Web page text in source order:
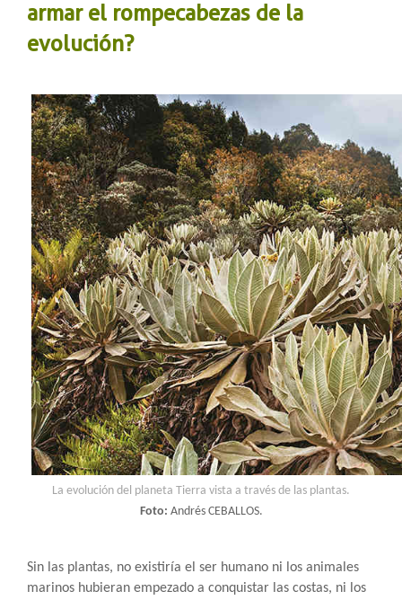
armar el rompecabezas de la
evolución?
La evolución del planeta Tierra vista a través de las plantas.
Foto: Andrés CEBALLOS.
Sin las plantas, no existiría el ser humano ni los animales
marinos hubieran empezado a conquistar las costas, ni los